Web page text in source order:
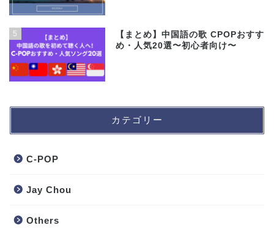
5
【まとめ】中国語の歌 CPOPおすす
め・人気20選〜初心者向け〜
カテゴリー
C-POP
Jay Chou
Others